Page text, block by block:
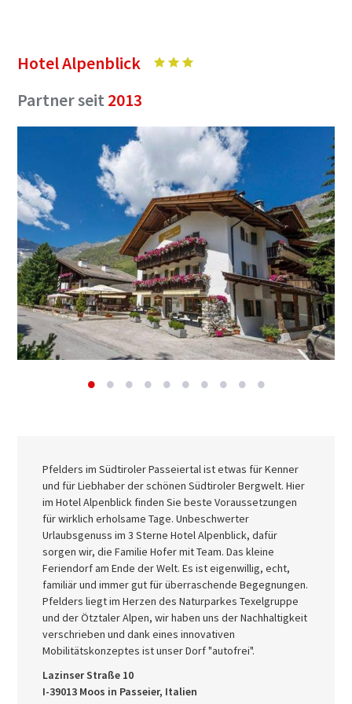
Hotel Alpenblick
Partner seit2013
Pfelders im Südtiroler Passeiertal ist etwas für Kenner
und für Liebhaber der schönen Südtiroler Bergwelt. Hier
im Hotel Alpenblick finden Sie beste Voraussetzungen
für wirklich erholsame Tage. Unbeschwerter
Urlaubsgenuss im 3 Sterne Hotel Alpenblick, dafür
sorgen wir, die Familie Hofer mit Team. Das kleine
Feriendorf am Ende der Welt. Es ist eigenwillig, echt,
familiär und immer gut für überraschende Begegnungen.
Pfelders liegt im Herzen des Naturparkes Texelgruppe
und der Ötztaler Alpen, wir haben uns der Nachhaltigkeit
verschrieben und dank eines innovativen
Mobilitätskonzeptes ist unser Dorf "autofrei".
Lazinser Straße 10
I-39013 Moos in Passeier, Italien